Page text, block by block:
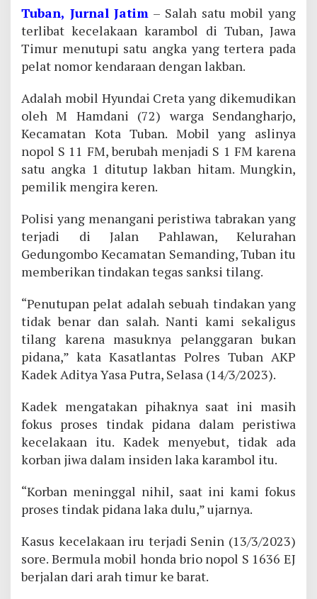
Tuban, Jurnal Jatim – Salah satu mobil yang
terlibat kecelakaan karambol di Tuban, Jawa
Timur menutupi satu angka yang tertera pada
pelat nomor kendaraan dengan lakban.
Adalah mobil Hyundai Creta yang dikemudikan
oleh M Hamdani (72) warga Sendangharjo,
Kecamatan Kota Tuban. Mobil yang aslinya
nopol S 11 FM, berubah menjadi S 1 FM karena
satu angka 1 ditutup lakban hitam. Mungkin,
pemilik mengira keren.
Polisi yang menangani peristiwa tabrakan yang
terjadi di Jalan Pahlawan, Kelurahan
Gedungombo Kecamatan Semanding, Tuban itu
memberikan tindakan tegas sanksi tilang.
“Penutupan pelat adalah sebuah tindakan yang
tidak benar dan salah. Nanti kami sekaligus
tilang karena masuknya pelanggaran bukan
pidana,” kata Kasatlantas Polres Tuban AKP
Kadek Aditya Yasa Putra, Selasa (14/3/2023).
Kadek mengatakan pihaknya saat ini masih
fokus proses tindak pidana dalam peristiwa
kecelakaan itu. Kadek menyebut, tidak ada
korban jiwa dalam insiden laka karambol itu.
“Korban meninggal nihil, saat ini kami fokus
proses tindak pidana laka dulu,” ujarnya.
Kasus kecelakaan iru terjadi Senin (13/3/2023)
sore. Bermula mobil honda brio nopol S 1636 EJ
berjalan dari arah timur ke barat.